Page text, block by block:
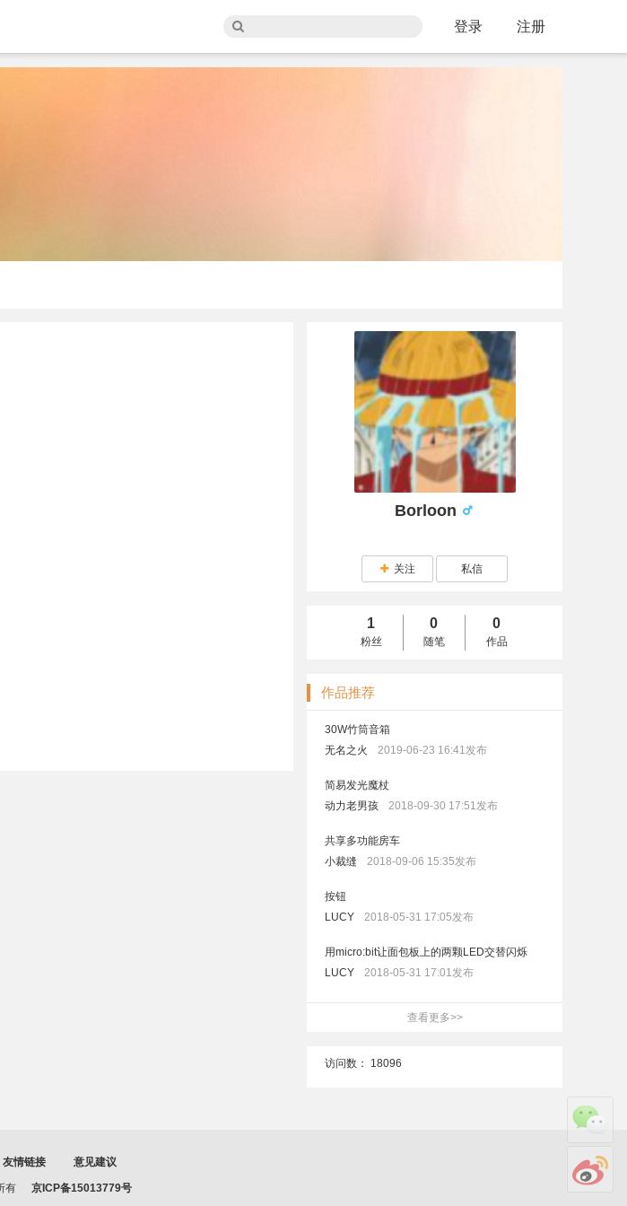
登录 注册
Borloon
关注 私信
1
粉丝
0
随笔
0
作品
作品推荐
30W竹筒音箱
无名之火
2019-06-23 16:41发布
简易发光魔杖
动力老男孩
2018-09-30 17:51发布
共享多功能房车
小裁缝
2018-09-06 15:35发布
按钮
LUCY
2018-05-31 17:05发布
用micro:bit让面包板上的两颗LED交替闪烁
LUCY
2018-05-31 17:01发布
查看更多>>
访问数： 18096
友情链接 意见建议
有 京ICP备15013779号